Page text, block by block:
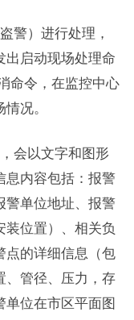
警）进行处理，
出启动现场处理命
命令，在监控中心
况。
会以文字和图形
息内容包括：报警
警单位地址、报警
装位置）、相关负
点的详细信息（包
、管径、压力，存
单位在市区平面图